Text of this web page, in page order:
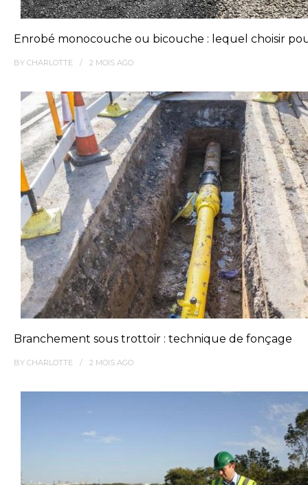
Enrobé monocouche ou bicouche : lequel choisir
BY CHARLOTTE 2 MOIS AGO
Branchement sous trottoir : technique de fonçage
BY CHARLOTTE 2 MOIS AGO